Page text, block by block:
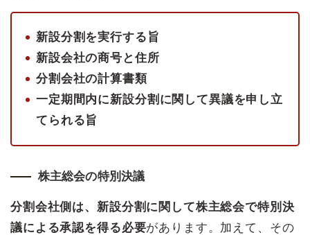
新設分割を実行する旨
新設会社の商号と住所
分割会社の計算書類
一定期間内に新設分割に関して異議を申し立
てられる旨
株主総会の特別決議
分割会社側は、新設分割に関して株主総会で特別決
議による承認を得る必要があります。加えて、その